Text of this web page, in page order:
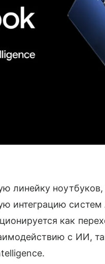
линейку
интеграцию
как
с ИИ,